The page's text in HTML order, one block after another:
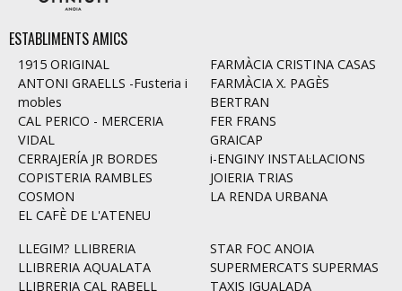
ESTABLIMENTS AMICS
1915 ORIGINAL
ANTONI GRAELLS -Fusteria i
mobles
CAL PERICO - MERCERIA
VIDAL
CERRAJERÍA JR BORDES
COPISTERIA RAMBLES
COSMON
EL CAFÈ DE L'ATENEU
FARMÀCIA CRISTINA CASAS
FARMÀCIA X. PAGÈS
BERTRAN
FER FRANS
GRAICAP
i-ENGINY INSTAL·LACIONS
JOIERIA TRIAS
LA RENDA URBANA
LLEGIM? LLIBRERIA
LLIBRERIA AQUALATA
LLIBRERIA CAL RABELL
STAR FOC ANOIA
SUPERMERCATS SUPERMAS
TAXIS IGUALADA